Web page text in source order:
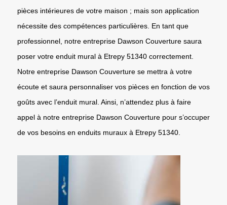
pièces intérieures de votre maison ; mais son application
nécessite des compétences particulières. En tant que
professionnel, notre entreprise Dawson Couverture saura
poser votre enduit mural à Etrepy 51340 correctement.
Notre entreprise Dawson Couverture se mettra à votre
écoute et saura personnaliser vos pièces en fonction de vos
goûts avec l’enduit mural. Ainsi, n’attendez plus à faire
appel à notre entreprise Dawson Couverture pour s’occuper
de vos besoins en enduits muraux à Etrepy 51340.